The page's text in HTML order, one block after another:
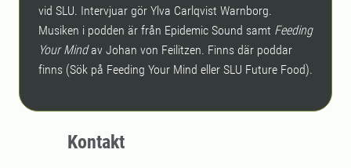
vid SLU. Intervjuar gör Ylva Carlqvist Warnborg.
Musiken i podden är från Epidemic Sound samt Feeding
Your Mindav Johan von Feilitzen. Finns där poddar
finns (Sök på Feeding Your Mind eller SLU Future Food).
Kontakt